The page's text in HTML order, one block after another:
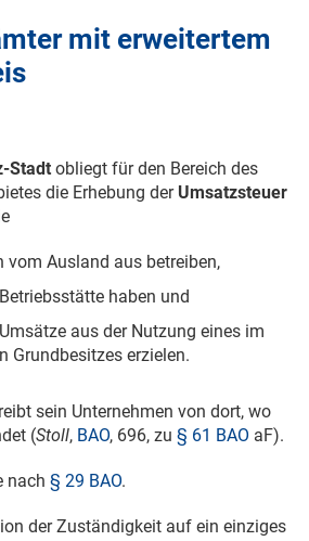
mit erweitertem
Stadt obliegt für den Bereich des
die Erhebung der Umsatzsteuer
vom Ausland aus betreiben,
haben und
aus der Nutzung eines im
Grundbesitzes erzielen.
sein Unternehmen von dort, wo
(Stoll, BAO, 696, zu § 61 BAO aF).
nach § 29 BAO.
der Zuständigkeit auf ein einziges